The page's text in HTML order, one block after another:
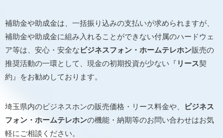
補助金や助成金は、一括振り込みの支払いが求められますが、
補助金や助成金に組み入れることができない付属のハードウェ
ア等は、安心・安全な ビジネスフォン・ホームテレホン販売の
推奨活動の一環として、現金の初期投資が少ない『 リース契
約』をお勧めしております。
埼玉県内のビジネスホンの販売価格・リース料金や、
ビジネス
フォン・ホームテレホンの機能・納期等のお問い合わせはお気
軽にご相談ください。